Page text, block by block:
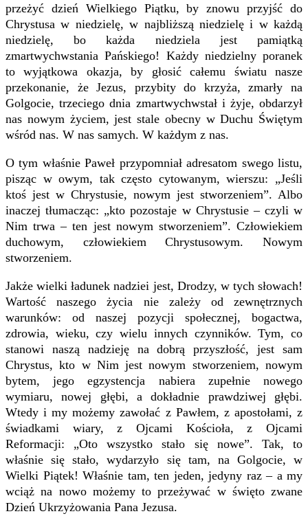
przeżyć dzień Wielkiego Piątku, by znowu przyjść do
Chrystusa w niedzielę, w najbliższą niedzielę i w każdą
niedzielę, bo każda niedziela jest pamiątką
zmartwychwstania Pańskiego! Każdy niedzielny poranek
to wyjątkowa okazja, by głosić całemu światu nasze
przekonanie, że Jezus, przybity do krzyża, zmarły na
Golgocie, trzeciego dnia zmartwychwstał i żyje, obdarzył
nas nowym życiem, jest stale obecny w Duchu Świętym
wśród nas. W nas samych. W każdym z nas.
O tym właśnie Paweł przypomniał adresatom swego listu,
pisząc w owym, tak często cytowanym, wierszu: „Jeśli
ktoś jest w Chrystusie, nowym jest stworzeniem”. Albo
inaczej tłumacząc: „kto pozostaje w Chrystusie – czyli w
Nim trwa – ten jest nowym stworzeniem”. Człowiekiem
duchowym, człowiekiem Chrystusowym. Nowym
stworzeniem.
Jakże wielki ładunek nadziei jest, Drodzy, w tych słowach!
Wartość naszego życia nie zależy od zewnętrznych
warunków: od naszej pozycji społecznej, bogactwa,
zdrowia, wieku, czy wielu innych czynników. Tym, co
stanowi naszą nadzieję na dobrą przyszłość, jest sam
Chrystus, kto w Nim jest nowym stworzeniem, nowym
bytem, jego egzystencja nabiera zupełnie nowego
wymiaru, nowej głębi, a dokładnie prawdziwej głębi.
Wtedy i my możemy zawołać z Pawłem, z apostołami, z
świadkami wiary, z Ojcami Kościoła, z Ojcami
Reformacji: „Oto wszystko stało się nowe”. Tak, to
właśnie się stało, wydarzyło się tam, na Golgocie, w
Wielki Piątek! Właśnie tam, ten jeden, jedyny raz – a my
wciąż na nowo możemy to przeżywać w święto zwane
Dzień Ukrzyżowania Pana Jezusa.